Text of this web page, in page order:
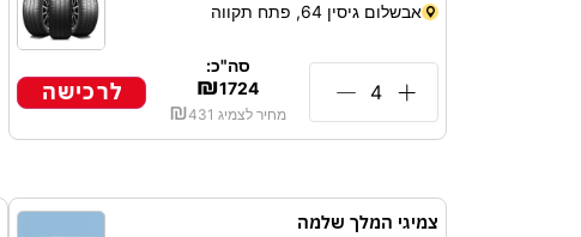
אבשלום גיסין 64, פתח תקווה
סה"כ:
₪1724
מחיר לצמיג ₪431
לרכישה
צמיגי המלך שלמה